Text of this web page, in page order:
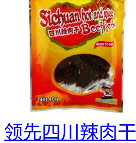
领先四川辣肉干